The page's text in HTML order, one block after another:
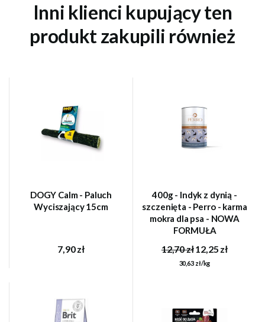
Inni klienci kupujący ten
produkt zakupili również
DOGY Calm - Paluch
Wyciszający 15cm
7,90 zł
400g - Indyk z dynią -
szczenięta - Perro - karma
mokra dla psa - NOWA
FORMUŁA
12,70 zł12,25 zł
30,63 zł/kg